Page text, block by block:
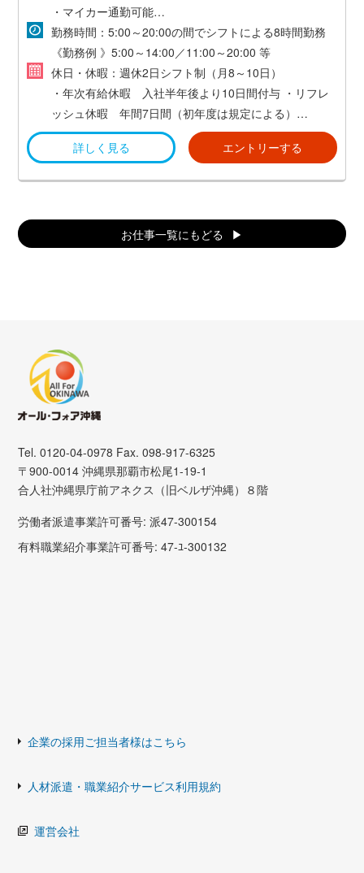
・マイカー通勤可能
・交通費規定支給(上限30,000円)
・ゆいレール県庁前駅より徒歩7分
勤務時間：5:00～20:00の間でシフトによる8時間勤務
《勤務例 》5:00～14:00／11:00～20:00 等
休日・休暇：週休2日シフト制（月8～10日）
・年次有給休暇 入社半年後より10日間付与 ・リフレ
ッシュ休暇 年間7日間（初年度は規定による）
・慶弔休暇
詳しく見る
エントリーする
お仕事一覧にもどる
Tel. 0120-04-0978 Fax. 098-917-6325
〒900-0014 沖縄県那覇市松尾1-19-1
合人社沖縄県庁前アネクス（旧ベルザ沖縄）８階
労働者派遣事業許可番号: 派47-300154
有料職業紹介事業許可番号: 47-ﾕ-300132
企業の採用ご担当者様はこちら
人材派遣・職業紹介サービス利用規約
運営会社